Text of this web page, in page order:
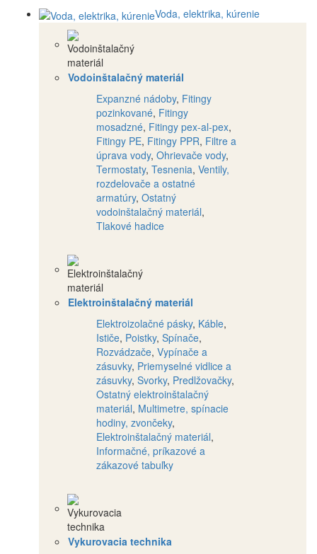
Voda, elektrika, kúrenie
Vodoinštalačný materiál
Expanzné nádoby, Fitingy
pozinkované, Fitingy
mosadzné, Fitingy pex-al-pex,
Fitingy PE, Fitingy PPR, Filtre a
úprava vody, Ohrievače vody,
Termostaty, Tesnenia, Ventily,
rozdelovače a ostatné
armatúry, Ostatný
vodoinštalačný materiál,
Tlakové hadice
Elektroinštalačný materiál
Elektroizolačné pásky, Káble,
Ističe, Poistky, Spínače,
Rozvádzače, Vypínače a
zásuvky, Priemyselné vidlice a
zásuvky, Svorky, Predlžovačky,
Ostatný elektroinštalačný
materiál, Multimetre, spínacie
hodiny, zvončeky,
Elektroinštalačný materiál,
Informačné, príkazové a
zákazové tabuľky
Vykurovacia technika